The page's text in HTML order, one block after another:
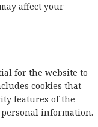
affect your
for the website to
cookies that
features of the
personal information.